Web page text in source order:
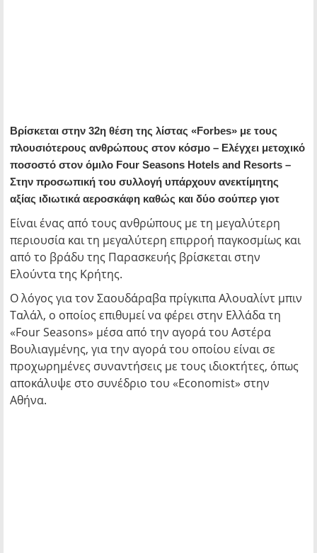
Βρίσκεται στην 32η θέση της λίστας «Forbes» με τους
πλουσιότερους ανθρώπους στον κόσμο – Ελέγχει μετοχικό
ποσοστό στον όμιλο Four Seasons Hotels and Resorts –
Στην προσωπική του συλλογή υπάρχουν ανεκτίμητης
αξίας ιδιωτικά αεροσκάφη καθώς και δύο σούπερ γιοτ
Είναι ένας από τους ανθρώπους με τη μεγαλύτερη
περιουσία και τη μεγαλύτερη επιρροή παγκοσμίως και
από το βράδυ της Παρασκευής βρίσκεται στην
Ελούντα της Κρήτης.
Ο λόγος για τον Σαουδάραβα πρίγκιπα Αλουαλίντ μπιν
Ταλάλ, ο οποίος επιθυμεί να φέρει στην Ελλάδα τη
«Four Seasons» μέσα από την αγορά του Αστέρα
Βουλιαγμένης, για την αγορά του οποίου είναι σε
προχωρημένες συναντήσεις με τους ιδιοκτήτες, όπως
αποκάλυψε στο συνέδριο του «Economist» στην
Αθήνα.